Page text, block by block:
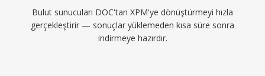
Bulut sunucuları DOC'tan XPM'ye dönüştürmeyi hızla
gerçekleştirir — sonuçlar yüklemeden kısa süre sonra
indirmeye hazırdır.